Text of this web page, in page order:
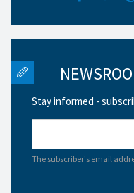
Stay informed -
The subscriber's email